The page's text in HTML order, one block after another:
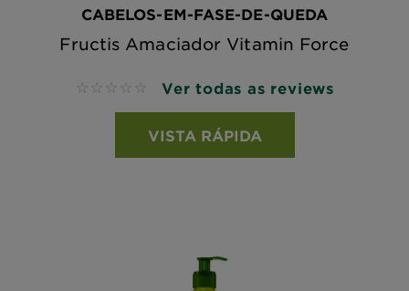
CABELOS-EM-FASE-DE-QUEDA
Fructis Amaciador Vitamin Force
No reviews Ver todas as reviews
VISTA RÁPIDA